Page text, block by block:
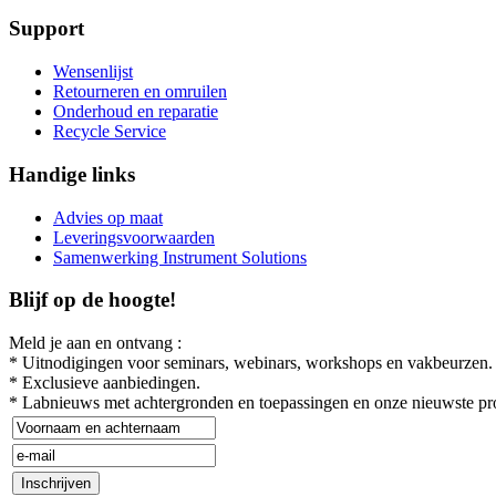
Support
Wensenlijst
Retourneren en omruilen
Onderhoud en reparatie
Recycle Service
Handige links
Advies op maat
Leveringsvoorwaarden
Samenwerking Instrument Solutions
Blijf op de hoogte!
Meld je aan en ontvang :
* Uitnodigingen voor seminars, webinars, workshops en vakbeurzen.
* Exclusieve aanbiedingen.
* Labnieuws met achtergronden en toepassingen en onze nieuwste